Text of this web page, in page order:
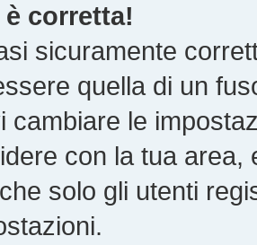
è corretta!
sicuramente
quella di un
cambiare le
con la tua area,
solo gli utenti